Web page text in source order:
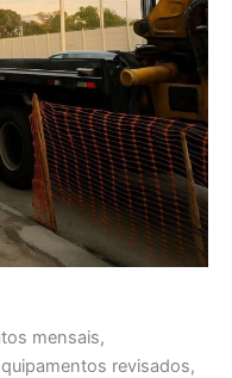
mensais,
revisados,